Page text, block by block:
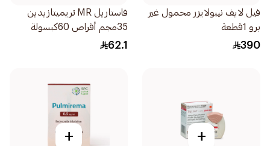
فيل لايف نيبولايزر محمول غير
برو 1قطعة
390
فاستاريل MR تريميتازيدين
35مجم أقراص 60كبسولة
62.1
+
+